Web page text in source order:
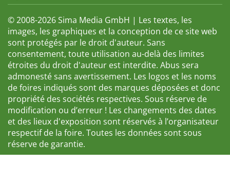
© 2008-2026 Sima Media GmbH | Les textes, les
images, les graphiques et la conception de ce site web
sont protégés par le droit d'auteur. Sans
consentement, toute utilisation au-delà des limites
étroites du droit d'auteur est interdite. Abus sera
admonesté sans avertissement. Les logos et les noms
de foires indiqués sont des marques déposées et donc
propriété des sociétés respectives. Sous réserve de
modification ou d’erreur ! Les changements des dates
et des lieux d'exposition sont réservés à l’organisateur
respectif de la foire. Toutes les données sont sous
réserve de garantie.